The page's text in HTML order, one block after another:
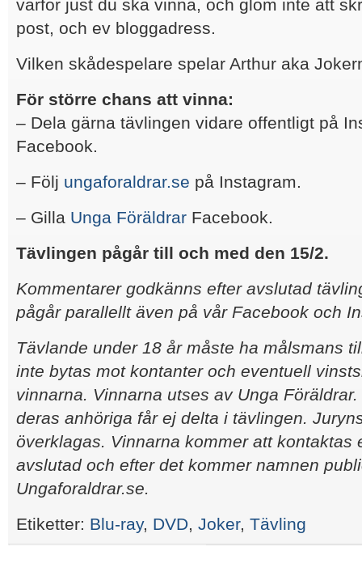
varför just du ska vinna, och glöm inte att
post, och ev bloggadress.
Vilken skådespelare spelar Arthur aka
För större chans att vinna:
– Dela gärna tävlingen vidare offentligt på
Facebook.
– Följ ungaforaldrar.se på Instagram.
– Gilla Unga Föräldrar Facebook.
Tävlingen pågår till och med den 15/2.
Kommentarer godkänns efter avslutad
pågår parallellt även på vår Facebook och
Tävlande under 18 år måste ha målsmans
inte bytas mot kontanter och eventuell
vinnarna. Vinnarna utses av Unga
deras anhöriga får ej delta i tävlingen.
överklagas. Vinnarna kommer att kontaktas
avslutad och efter det kommer namnen
Ungaforaldrar.se.
Etiketter: Blu-ray, DVD, Joker, Tävling